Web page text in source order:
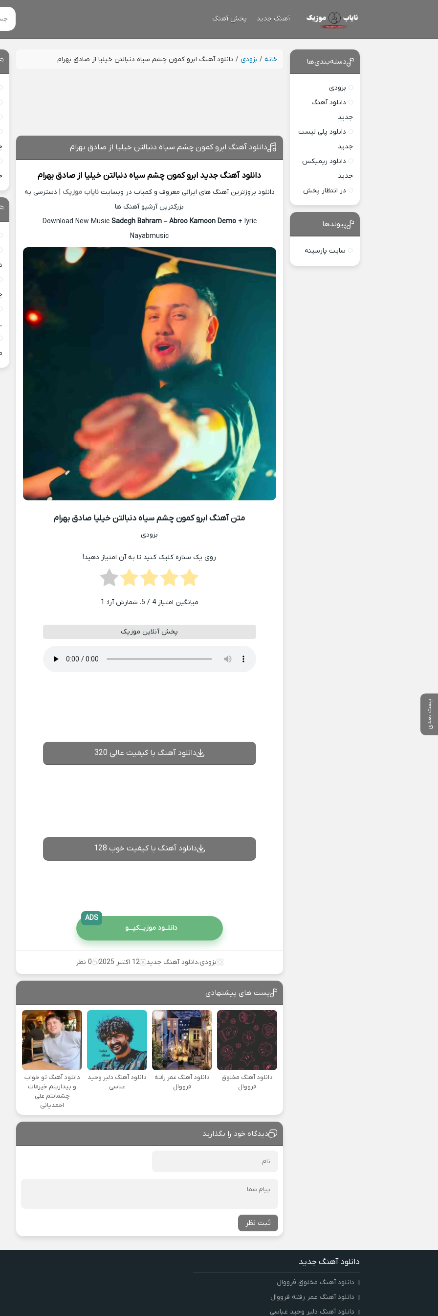
آهنگ جدید پخش آهنگ
خانه / بزودی / دانلود آهنگ ابرو کمون چشم سیاه دنبالتن خیلیا از صادق بهرام
پست بعدی
دانلود آهنگ ابرو کمون چشم سیاه دنبالتن خیلیا از صادق بهرام
دانلود آهنگ جدید ابرو کمون چشم سیاه دنبالتن خیلیا ازصادق بهرام
دانلود بروزترین آهنگ های ایرانی معروف و کمیاب در وبسایتنایاب موزیک | دسترسی به
بزرگترین آرشیو آهنگ ها
Download New Music Sadegh Bahram– Abroo Kamoon Demo+ lyric
Nayabmusic
متن آهنگ ابرو کمون چشم سیاه دنبالتن خیلیا صادق بهرام
بزودی
روی یک ستاره کلیک کنید تا به آن امتیاز دهید!
میانگین امتیاز4 / 5. شمارش آرا: 1
پخش آنلاین موزیک
دانلود آهنگ با کیفیت عالی 320
دانلود آهنگ با کیفیت خوب 128
دانلــود موزیــکیـــو
ADS
بزودی،دانلود آهنگ جدید 12 اکتبر 2025 0 نظر
پست های پیشنهادی
دانلود آهنگ مخلوق
فرووال
دانلود آهنگ عمر رفته
فرووال
دانلود آهنگ دلبر وحید
عباسی
دانلود آهنگ تو خواب
و بیداریتم خیرمات
چشمانتم علی
احمدیانی
دیدگاه خود را بگذارید
ثبت نظر
دسته‌بندی‌ها
بزودی
دانلود آهنگ
جدید
دانلود پلی لیست
جدید
دانلود ریمیکس
جدید
در انتظار پخش
پیوندها
سایت پارسینه
دانلود آهنگ جدید
دانلود آهنگ مخلوق فرووال
دانلود آهنگ عمر رفته فرووال
دانلود آهنگ دلبر وحید عباسی